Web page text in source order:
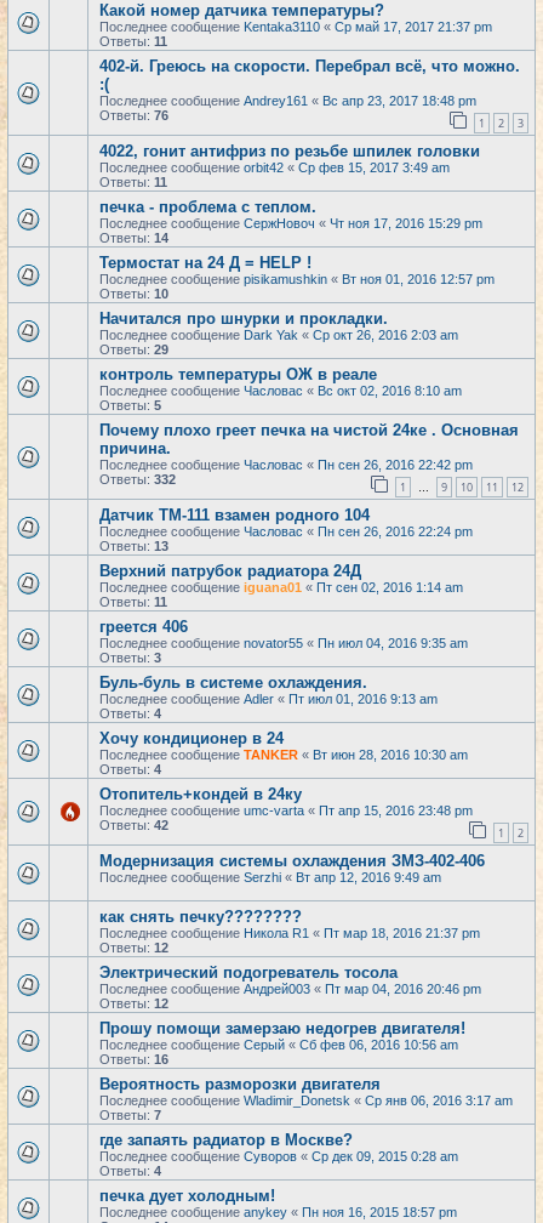
Какой номер датчика температуры?
Последнее сообщение Kentaka3110 « Ср май 17, 2017 21:37 pm
Ответы: 11
402-й. Греюсь на скорости. Перебрал всё, что можно.
:(
Последнее сообщение Andrey161 « Вс апр 23, 2017 18:48 pm
Ответы: 76 1 2 3
4022, гонит антифриз по резьбе шпилек головки
Последнее сообщение orbit42 « Ср фев 15, 2017 3:49 am
Ответы: 11
печка - проблема с теплом.
Последнее сообщение СержНовоч « Чт ноя 17, 2016 15:29 pm
Ответы: 14
Термостат на 24 Д = HELP !
Последнее сообщение pisikamushkin « Вт ноя 01, 2016 12:57 pm
Ответы: 10
Начитался про шнурки и прокладки.
Последнее сообщение Dark Yak « Ср окт 26, 2016 2:03 am
Ответы: 29
контроль температуры ОЖ в реале
Последнее сообщение Часловас « Вс окт 02, 2016 8:10 am
Ответы: 5
Почему плохо греет печка на чистой 24ке . Основная
причина.
Последнее сообщение Часловас « Пн сен 26, 2016 22:42 pm
Ответы: 332 1 … 9 10 11 12
Датчик ТМ-111 взамен родного 104
Последнее сообщение Часловас « Пн сен 26, 2016 22:24 pm
Ответы: 13
Верхний патрубок радиатора 24Д
Последнее сообщение iguana01 « Пт сен 02, 2016 1:14 am
Ответы: 11
греется 406
Последнее сообщение novator55 « Пн июл 04, 2016 9:35 am
Ответы: 3
Буль-буль в системе охлаждения.
Последнее сообщение Adler « Пт июл 01, 2016 9:13 am
Ответы: 4
Хочу кондиционер в 24
Последнее сообщение TANKER « Вт июн 28, 2016 10:30 am
Ответы: 4
Отопитель+кондей в 24ку
Последнее сообщение umc-varta « Пт апр 15, 2016 23:48 pm
Ответы: 42 1 2
Модернизация системы охлаждения ЗМЗ-402-406
Последнее сообщение Serzhi « Вт апр 12, 2016 9:49 am
как снять печку????????
Последнее сообщение Никола R1 « Пт мар 18, 2016 21:37 pm
Ответы: 12
Электрический подогреватель тосола
Последнее сообщение Андрей003 « Пт мар 04, 2016 20:46 pm
Ответы: 12
Прошу помощи замерзаю недогрев двигателя!
Последнее сообщение Серый « Сб фев 06, 2016 10:56 am
Ответы: 16
Вероятность разморозки двигателя
Последнее сообщение Wladimir_Donetsk « Ср янв 06, 2016 3:17 am
Ответы: 7
где запаять радиатор в Москве?
Последнее сообщение Суворов « Ср дек 09, 2015 0:28 am
Ответы: 4
печка дует холодным!
Последнее сообщение anykey « Пн ноя 16, 2015 18:57 pm